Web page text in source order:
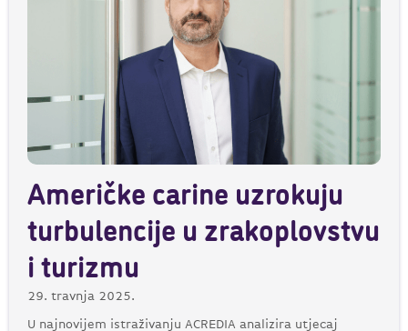
Američke carine uzrokuju
turbulencije u zrakoplovstvu
i turizmu
29. travnja 2025.
U najnovijem istraživanju ACREDIA analizira utjecaj